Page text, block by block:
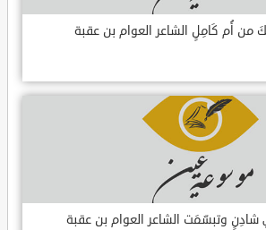
من أُم كَامِلٍ الشاعر العوام بن عقبة
وتبسّمَت الشاعر العوام بن عقبة